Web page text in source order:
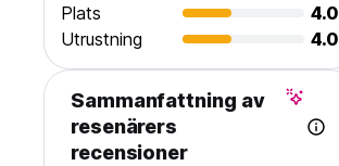
Plats
4.0
Utrustning
4.0
Sammanfattning av
resenärers
recensioner